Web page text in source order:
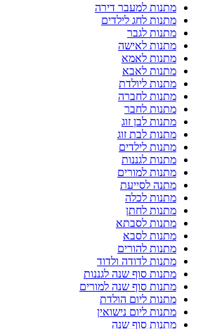
מתנות למעבר דירה
מתנות לחג לילדים
מתנות לגבר
מתנות לאישה
מתנות לאמא
מתנות לאבא
מתנות ליולדת
מתנות לחברה
מתנות לחבר
מתנות לבן זוג
מתנות לבת זוג
מתנות לילדים
מתנות לגננות
מתנות למורים
מתנה לסייעת
מתנות לכלה
מתנות לחתן
מתנות לסבתא
מתנות לסבא
מתנות להורים
מתנות לדודה ולדוד
מתנות סוף שנה לגננות
מתנות סוף שנה למורים
מתנות ליום הולדת
מתנות ליום נישואין
מתנות סוף שנה